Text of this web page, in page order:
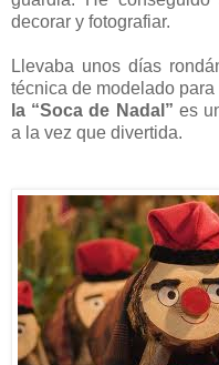
decorar y fotografiar.
Llevaba unos días
técnica de modelado
la “Soca de Nadal” es
a la vez que divertida.